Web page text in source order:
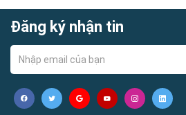
chất lượng, 11 năm tập trung, 11
những mẫu đồng phục chuyên nghiệp
-Hàng đẹp như hình!
Đăng ký nhận tin